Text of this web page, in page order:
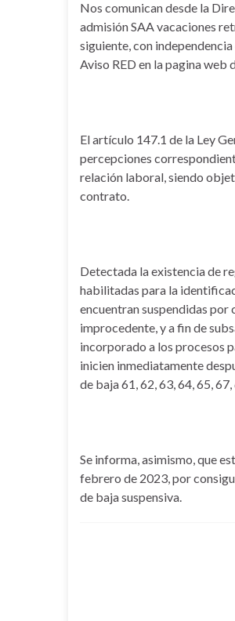
Nos comunican desde la
admisión SAA vacaciones
siguiente, con
Aviso RED en la pagina web
El artículo 147.1 de la Ley
percepciones
relación laboral, siendo
contrato.
Detectada la existencia de
habilitadas para la
encuentran suspendidas por
improcedente, y a fin de
incorporado a los procesos
inicien inmediatamente
de baja 61, 62, 63, 64, 65,
Se informa, asimismo, que
febrero de 2023, por
de baja suspensiva.